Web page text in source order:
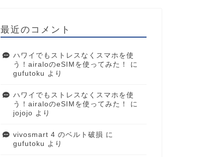
最近のコメント
ハワイでもストレスなくスマホを使
う！airaloのeSIMを使ってみた！
に
gufutoku より
ハワイでもストレスなくスマホを使
う！airaloのeSIMを使ってみた！
に
jojojo より
vivosmart 4 のベルト破損 に
gufutoku より